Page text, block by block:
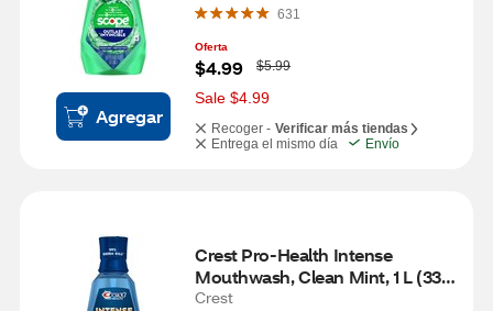
Agregar
631
Oferta
$4.99
W
a
s
$5.99
Sale $4.99
Recoger - Verificar más tiendas
Entrega el mismo día
Envío
Crest Pro-Health Intense
Mouthwash, Clean Mint, 1 L (33.8
fl oz)
Crest